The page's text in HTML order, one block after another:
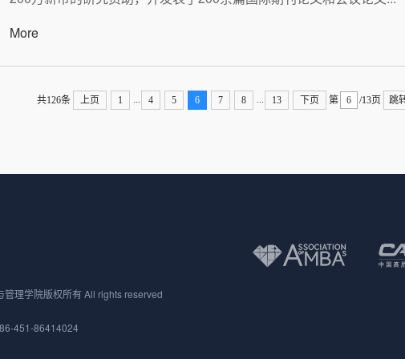
More
共126条 上页 1 ... 4 5 6 7 8 ... 13 下页 第 /13页 跳
理学院版权所有 All rights reserved
451-86414024